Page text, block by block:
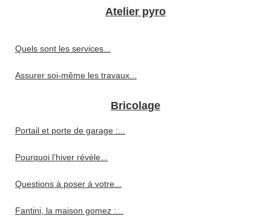
Atelier pyro
Quels sont les services...
Assurer soi-même les travaux...
Bricolage
Portail et porte de garage :...
Pourquoi l’hiver révèle...
Questions à poser à votre...
Fantini, la maison gomez :...